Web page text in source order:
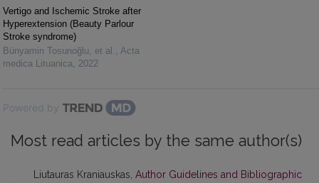
Vertigo and Ischemic Stroke after
Hyperextension (Beauty Parlour
Stroke syndrome)
Bünyamin Tosunoğlu, et al. , Acta
medica Lituanica, 2022
Powered by
Most read articles by the same author(s)
Liutauras Kraniauskas, Author Guidelines and Bibliographic